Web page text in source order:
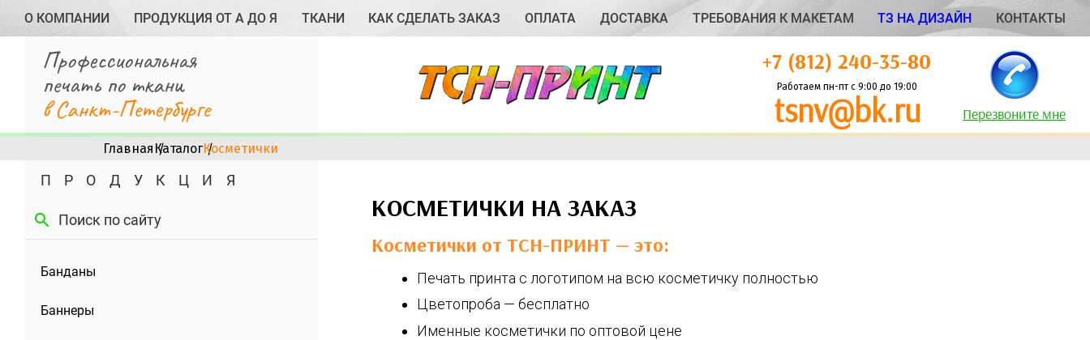
О КОМПАНИИ ПРОДУКЦИЯ ОТ А ДО Я ТКАНИ КАК СДЕЛАТЬ ЗАКАЗ ОПЛАТА ДОСТАВКА ТРЕБОВАНИЯ К МАКЕТАМ ТЗ НА ДИЗАЙН КОНТАКТЫ
Профессиональная
печать по ткани
в Санкт-Петербурге
+7 (812) 240-35-80
Работаем пн-пт с 9:00 до 19:00
tsnv@bk.ru Перезвоните мне
Главная КаталогКосметички
ПРОДУКЦИЯ
search
Банданы
Баннеры
КОСМЕТИЧКИ НА ЗАКАЗ
Косметички от ТСН-ПРИНТ — это:
Печать принта с логотипом на всю косметичку полностью
Цветопроба — бесплатно
Именные косметички по оптовой цене